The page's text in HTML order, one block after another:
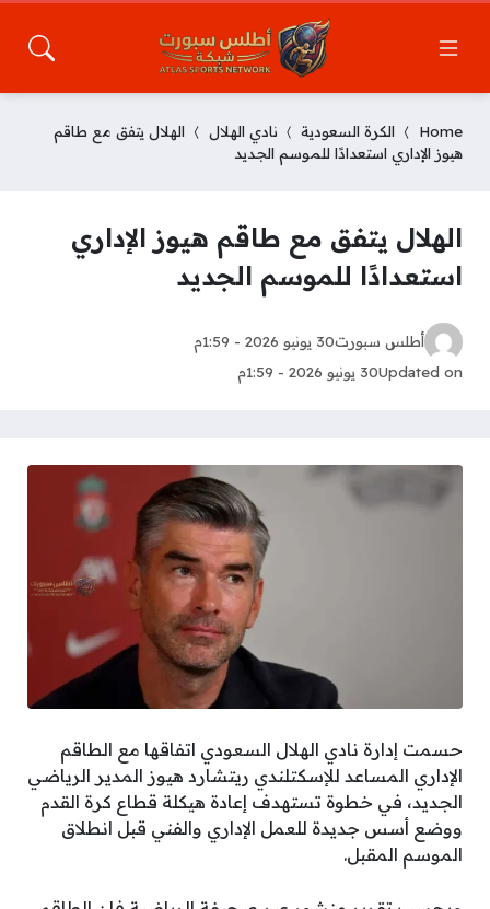
Home الكرة السعودية نادي الهلال
الهلال يتفق مع طاقم
هيوز الإداري استعدادًا للموسم الجديد
الهلال يتفق مع طاقم هيوز الإداري
استعدادًا للموسم الجديد
أطلس سبورت30 يونيو 2026 - 1:59م
Updated on30 يونيو 2026 - 1:59م
حسمت إدارة نادي الهلال السعودي اتفاقها مع الطاقم
الإداري المساعد للإسكتلندي ريتشارد هيوز المدير الرياضي
الجديد، في خطوة تستهدف إعادة هيكلة قطاع كرة القدم
ووضع أسس جديدة للعمل الإداري والفني قبل انطلاق
الموسم المقبل.